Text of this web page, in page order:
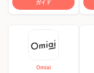
ガイド
Omiai